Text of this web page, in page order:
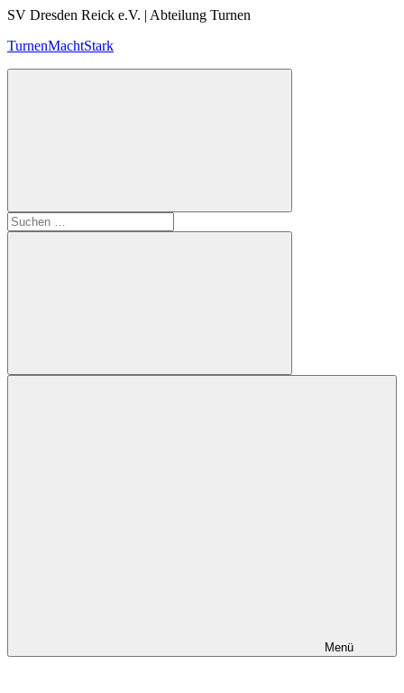
Zum
springen
SV Dresden Reick e.V. | Abteilung Turnen
TurnenMachtStark
Suchen
nach:
Suchen
Menü